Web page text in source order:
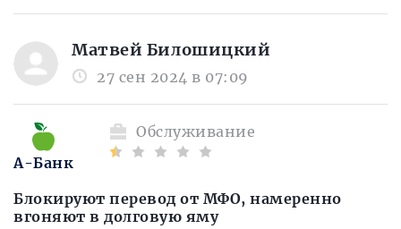
Матвей Билошицкий
27 сен 2024 в 07:09
Обслуживание
А-Банк
Блокируют перевод от МФО, намеренно
вгоняют в долговую яму